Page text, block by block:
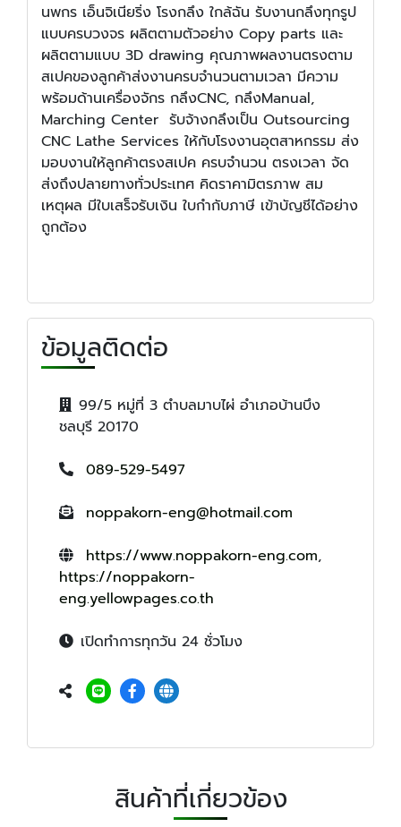
นพกร เอ็นจิเนียริ่ง โรงกลึง ใกล้ฉัน รับงานกลึงทุกรูป
แบบครบวงจร ผลิตตามตัวอย่าง Copy parts และ
ผลิตตามแบบ 3D drawing คุณภาพผลงานตรงตาม
สเปคของลูกค้าส่งงานครบจำนวนตามเวลา มีความ
พร้อมด้านเครื่องจักร กลึงCNC, กลึงManual,
Marching Center รับจ้างกลึงเป็น Outsourcing
CNC Lathe Services ให้กับโรงงานอุตสาหกรรม ส่ง
มอบงานให้ลูกค้าตรงสเปค ครบจำนวน ตรงเวลา จัด
ส่งถึงปลายทางทั่วประเทศ คิดราคามิตรภาพ สม
เหตุผล มีใบเสร็จรับเงิน ใบกำกับภาษี เข้าบัญชีได้อย่าง
ถูกต้อง
ข้อมูลติดต่อ
99/5 หมู่ที่ 3 ตำบลมาบไผ่ อำเภอบ้านบึง
ชลบุรี 20170
089-529-5497
noppakorn-eng@hotmail.com
https://www.noppakorn-eng.com,
https://noppakorn-
eng.yellowpages.co.th
เปิดทำการทุกวัน 24 ชั่วโมง
สินค้าที่เกี่ยวข้อง